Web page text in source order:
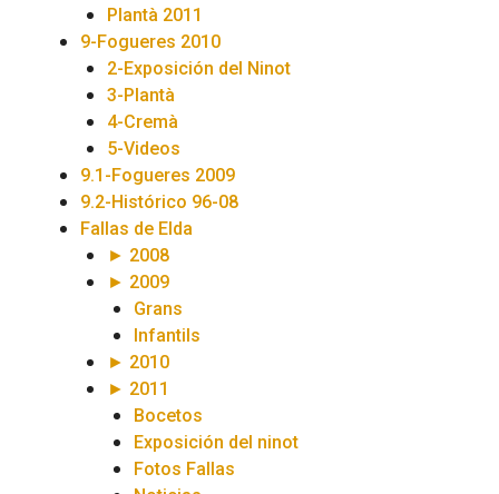
Plantà 2011
9-Fogueres 2010
2-Exposición del Ninot
3-Plantà
4-Cremà
5-Videos
9.1-Fogueres 2009
9.2-Histórico 96-08
Fallas de Elda
► 2008
► 2009
Grans
Infantils
► 2010
► 2011
Bocetos
Exposición del ninot
Fotos Fallas